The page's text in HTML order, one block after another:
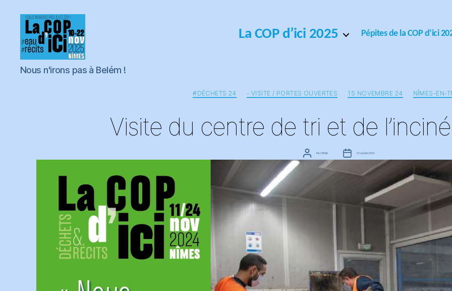
COPdici
Nous n'irons pas à Belém !
La COP d’ici 2025 Pépites de la COP d’ici
Catégories
#DÉCHETS 24 - VISITE / PORTES OUVERTES 15 NOVEMBRE 24 NÎMES-EN-
Visite du centre de tri et de
Auteur Par COPdici Date
l’article
23 octobre 2024